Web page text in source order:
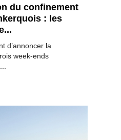
du confinement
: les
d’annoncer la
week-ends